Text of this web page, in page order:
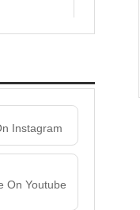
Instagram
On Youtube